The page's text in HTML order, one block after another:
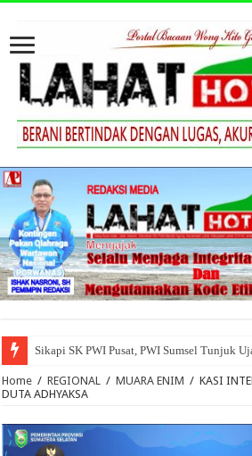
Sikapi SK PWI Pusat, PWI Sumsel Tunjuk
Home / REGIONAL / MUARA ENIM / KASI
DUTA ADHYAKSA